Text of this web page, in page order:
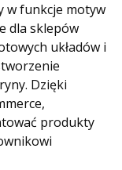
w funkcje motyw
dla sklepów
układów i
Dzięki
produkty